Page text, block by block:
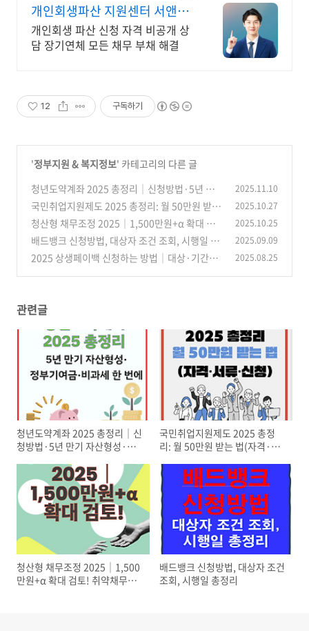
개인회생파산 지원센터 서앤율
빚탕감 모든 부채 해결
개인회생 파산 신청 자격 비공개 상
담 장기연체 모든 채무 부채 해결
12 구독하기
'정부지원 & 복지정보' 카테고리의 다른 글
청년도약계좌 2025 총정리│신청방법·5년 만
기 자산형성·정부기여금·비과세 한 번에
(37)
2025.11.10
국민취업지원제도 2025 총정리: 월 50만원 받는
법(자격·서류·신청) (35)
2025.10.27
청산형 채무조정 2025│1,500만원+α 확대 검
토! 취약채무자 재기 총정리
(24)
2025.10.25
배드뱅크 신청방법, 대상자 조건 조회, 시행일 총
정리
(51)
2025.09.09
2025 상생페이백 신청하는 방법│대상·기간·
2025.08.25
관련글
청년도약계좌 2025 총정리│신
청방법·5년 만기 자산형성·정
국민취업지원제도 2025 총정
리: 월 50만원 받는 법(자격·서
청산형 채무조정 2025│1,500
만원+α 확대 검토! 취약채무자
배드뱅크 신청방법, 대상자 조건
조회, 시행일 총정리